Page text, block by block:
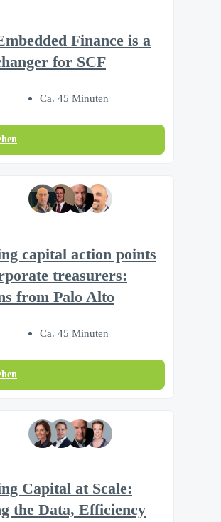
Finance is a
for SCF
Ca. 45 Minuten
capital action points
treasurers:
from Palo Alto
Ca. 45 Minuten
Capital at Scale:
the Data, Efficiency